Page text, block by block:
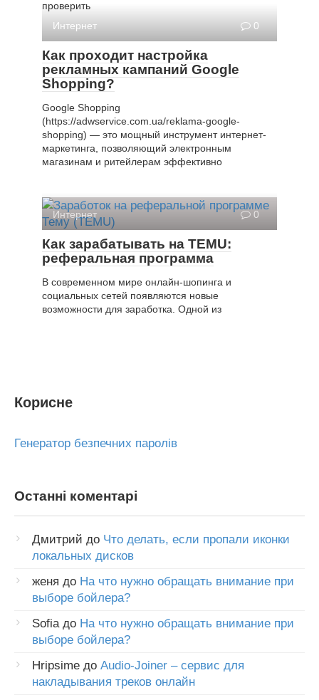
проверить
Интернет
0
Как проходит настройка
рекламных кампаний Google
Shopping?
Google Shopping
(https://adwservice.com.ua/reklama-google-
shopping) — это мощный инструмент интернет-
маркетинга, позволяющий электронным
магазинам и ритейлерам эффективно
Интернет 0
Как зарабатывать на TEMU:
реферальная программа
В современном мире онлайн-шопинга и
социальных сетей появляются новые
возможности для заработка. Одной из
Корисне
Генератор безпечних паролів
Останні коментарі
Дмитрий до Что делать, если пропали иконки
локальных дисков
женя до На что нужно обращать внимание при
выборе бойлера?
Sofiaдо На что нужно обращать внимание при
выборе бойлера?
Hripsime до Audio-Joiner – сервис для
накладывания треков онлайн